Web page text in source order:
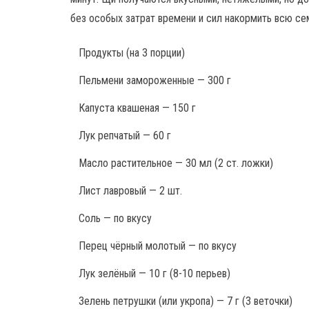
без особых затрат времени и сил накормить всю
Продукты (на 3 порции)
Пельмени замороженные — 300 г
Капуста квашеная — 150 г
Лук репчатый — 60 г
Масло растительное — 30 мл (2 ст. ложки)
Лист лавровый — 2 шт.
Соль — по вкусу
Перец чёрный молотый — по вкусу
Лук зелёный — 10 г (8-10 перьев)
Зелень петрушки (или укропа) — 7 г (3 веточки)